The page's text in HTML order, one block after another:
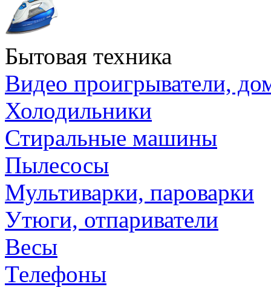
Бытовая техника
Видео проигрыватели,
Холодильники
Стиральные машины
Пылесосы
Мультиварки, пароварки
Утюги, отпариватели
Весы
Телефоны